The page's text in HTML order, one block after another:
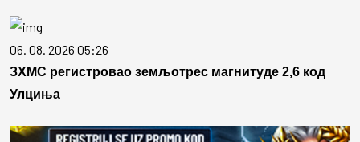
06. 08. 2026 05:26
ЗХМС регистровао земљотрес магнитуде 2,6 код
Улциња